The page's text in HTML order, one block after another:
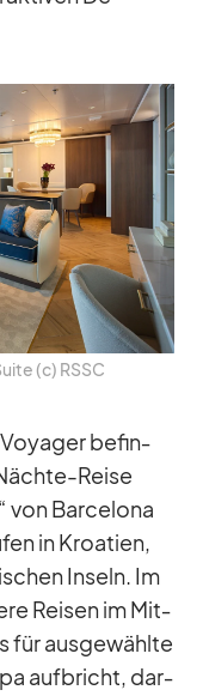
(c) RSSC
Voy­a­ger be­fin­
Reise
von Bar­ce­lona
in Kroa­tien,
In­seln. Im
Rei­sen im Mit­
für aus­ge­wählte
auf­bricht, dar­